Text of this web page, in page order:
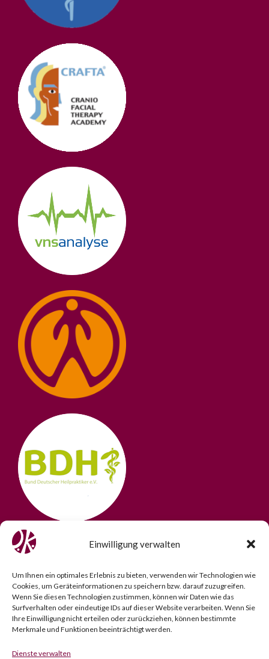
Einwilligung verwalten
Um Ihnen ein optimales Erlebnis zu bieten, verwenden wir Technologien wie
Cookies, um Geräteinformationen zu speichern bzw. darauf zuzugreifen.
Wenn Sie diesen Technologien zustimmen, können wir Daten wie das
Surfverhalten oder eindeutige IDs auf dieser Website verarbeiten. Wenn Sie
Ihre Einwilligung nicht erteilen oder zurückziehen, können bestimmte
Merkmale und Funktionen beeinträchtigt werden.
Dienste verwalten